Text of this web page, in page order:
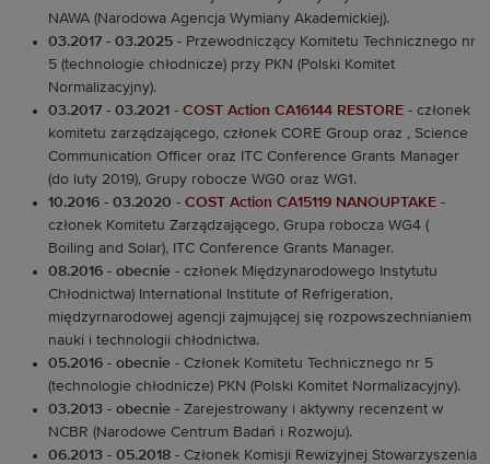
NAWA (Narodowa Agencja Wymiany Akademickiej).
03.2017 - 03.2025 - Przewodniczący Komitetu Technicznego nr
5 (technologie chłodnicze) przy PKN (Polski Komitet
Normalizacyjny).
03.2017 - 03.2021 - COST Action CA16144 RESTORE - członek
komitetu zarządzającego, członek CORE Group oraz , Science
Communication Officer oraz ITC Conference Grants Manager
(do luty 2019), Grupy robocze WG0 oraz WG1.
10.2016 - 03.2020 - COST Action CA15119 NANOUPTAKE -
członek Komitetu Zarządzającego, Grupa robocza WG4 (
Boiling and Solar), ITC Conference Grants Manager.
08.2016 - obecnie - członek Międzynarodowego Instytutu
Chłodnictwa) International Institute of Refrigeration,
międzyrnarodowej agencji zajmującej się rozpowszechnianiem
nauki i technologii chłodnictwa.
05.2016 - obecnie - Członek Komitetu Technicznego nr 5
(technologie chłodnicze) PKN (Polski Komitet Normalizacyjny).
03.2013 - obecnie - Zarejestrowany i aktywny recenzent w
NCBR (Narodowe Centrum Badań i Rozwoju).
06.2013 - 05.2018 - Członek Komisji Rewizyjnej Stowarzyszenia